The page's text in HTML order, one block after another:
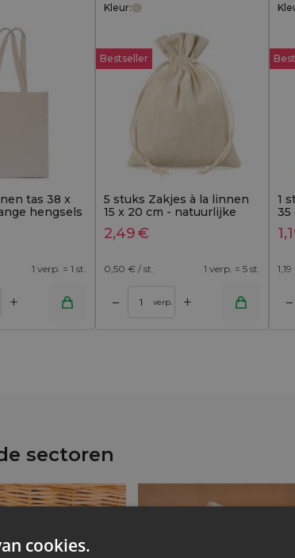
tas 38 x
hengsels
1 verp. = 1 st.
+
Kleur:
Bestseller
5 stuks Zakjes à la linnen
15 x 20 cm - natuurlijke
kleur
2,49€
0,50 € / st. 1 verp. = 5 st.
– verp. +
1
35
1,19
–
aan winkelwagen
sectoren
cookies.